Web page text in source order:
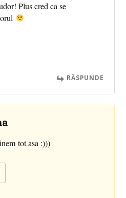
Plus cred ca se
RĂSPUNDE
tot asa :)))